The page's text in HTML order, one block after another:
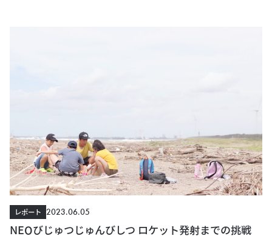
レポート
2023.06.05
NEOびじゅつじゅんびしつ ロケット発射までの挑戦